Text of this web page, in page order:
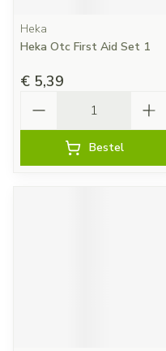
Heka
Heka Otc First Aid Set 1
€ 5,39
Bestel